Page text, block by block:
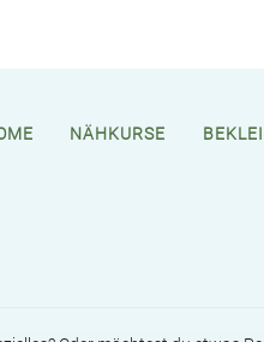
NÄHKURSE